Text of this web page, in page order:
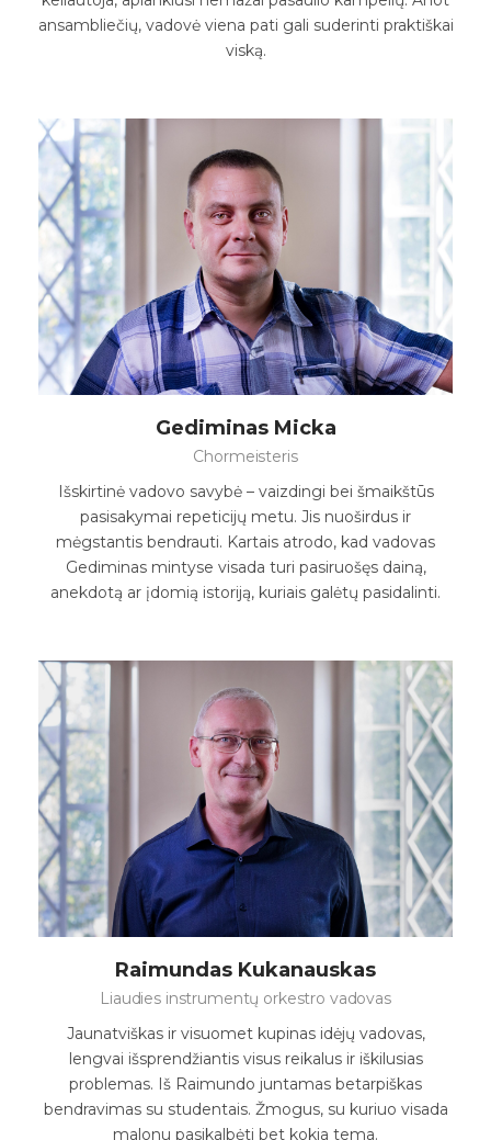
ansambliečių, vadovė viena pati gali suderinti praktiškai
viską.
Gediminas Micka
Chormeisteris
Išskirtinė vadovo savybė – vaizdingi bei šmaikštūs
pasisakymai repeticijų metu. Jis nuoširdus ir
mėgstantis bendrauti. Kartais atrodo, kad vadovas
Gediminas mintyse visada turi pasiruošęs dainą,
anekdotą ar įdomią istoriją, kuriais galėtų pasidalinti.
Raimundas Kukanauskas
Liaudies instrumentų orkestro vadovas
Jaunatviškas ir visuomet kupinas idėjų vadovas,
lengvai išsprendžiantis visus reikalus ir iškilusias
problemas. Iš Raimundo juntamas betarpiškas
bendravimas su studentais. Žmogus, su kuriuo visada
malonu pasikalbėti bet kokia tema.